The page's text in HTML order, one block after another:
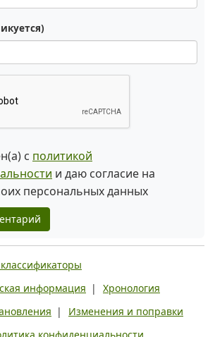
с политикой
и даю согласие на
персональных данных
информация |
Хронология
|
Изменения и поправки